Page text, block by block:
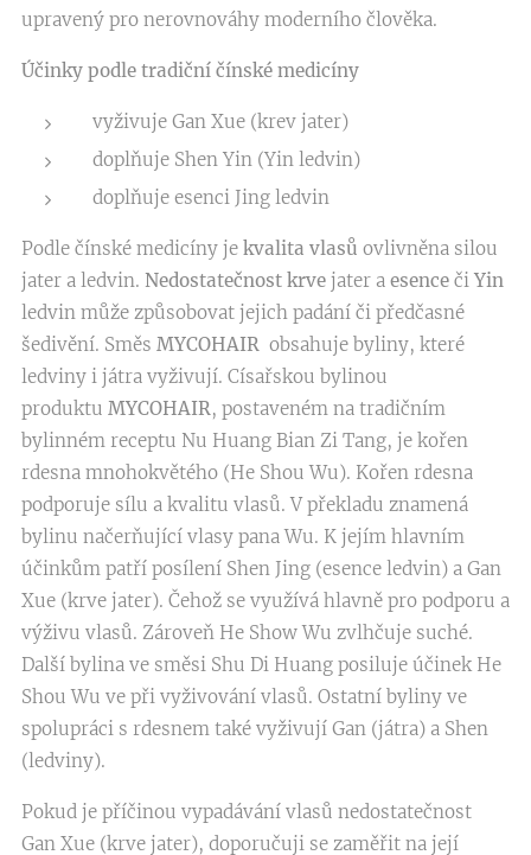
upravený pro nerovnováhy moderního člověka.
Účinky podle tradiční čínské medicíny
vyživuje Gan Xue (krev jater)
doplňuje Shen Yin (Yin ledvin)
doplňuje esenci Jing ledvin
Podle čínské medicíny je kvalita vlasů ovlivněna silou
jater a ledvin. Nedostatečnost krve jater a esence či Yin
ledvin může způsobovat jejich padání či předčasné
šedivění. Směs MYCOHAIR obsahuje byliny, které
ledviny i játra vyživují. Císařskou bylinou
produktu MYCOHAIR, postaveném na tradičním
bylinném receptu Nu Huang Bian Zi Tang, je kořen
rdesna mnohokvětého (He Shou Wu). Kořen rdesna
podporuje sílu a kvalitu vlasů. V překladu znamená
bylinu načerňující vlasy pana Wu. K jejím hlavním
účinkům patří posílení Shen Jing (esence ledvin) a Gan
Xue (krve jater). Čehož se využívá hlavně pro podporu a
výživu vlasů. Zároveň He Show Wu zvlhčuje suché.
Další bylina ve směsi Shu Di Huang posiluje účinek He
Shou Wu ve při vyživování vlasů. Ostatní byliny ve
spolupráci s rdesnem také vyživují Gan (játra) a Shen
(ledviny).
Pokud je příčinou vypadávání vlasů nedostatečnost
Gan Xue (krve jater), doporučuji se zaměřit na její